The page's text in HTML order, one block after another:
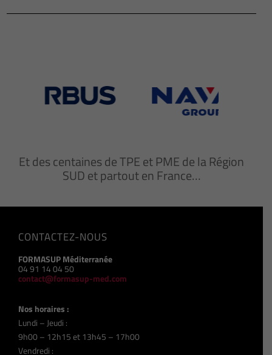
Et des centaines de TPE et PME de la Région
SUD et partout en France…
CONTACTEZ-NOUS
FORMASUP Méditerranée
04 91 14 04 50
contact@formasup-med.com
Nos horaires :
Lundi – Jeudi :
9h00 – 12h15 et 13h45 – 17h00
Vendredi :